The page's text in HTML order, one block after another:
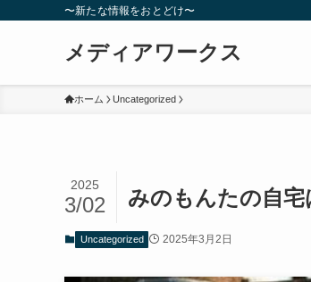
〜新たな情報をおとどけ〜
メディアワークス
ホーム Uncategorized
みのもんたの自宅
2025
3/02
Uncategorized 2025年3月2日